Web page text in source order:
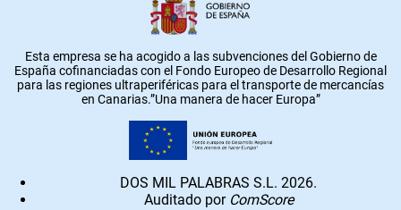
Esta empresa se ha acogido a las subvenciones del Gobierno de
España cofinanciadas con el Fondo Europeo de Desarrollo Regional
para las regiones ultraperiféricas para el transporte de mercancías
en Canarias.”Una manera de hacer Europa”
DOS MIL PALABRAS S.L. 2026.
Auditado por ComScore